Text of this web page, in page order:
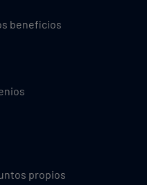
beneficios
propios